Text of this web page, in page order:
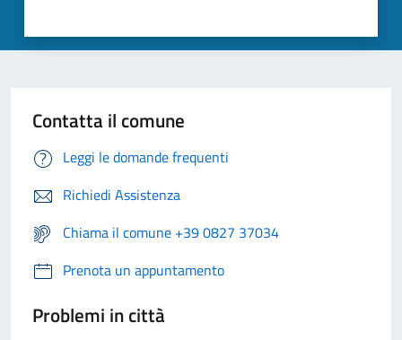
Contatta il comune
Leggi le domande frequenti
Richiedi Assistenza
Chiama il comune +39 0827 37034
Prenota un appuntamento
Problemi in città